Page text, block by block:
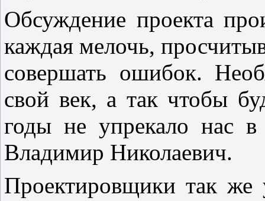
Обсуждение проекта
каждая мелочь,
совершать ошибок.
свой век, а так чтобы
годы не упрекало нас в
Владимир Николаевич.
Проектировщики так же